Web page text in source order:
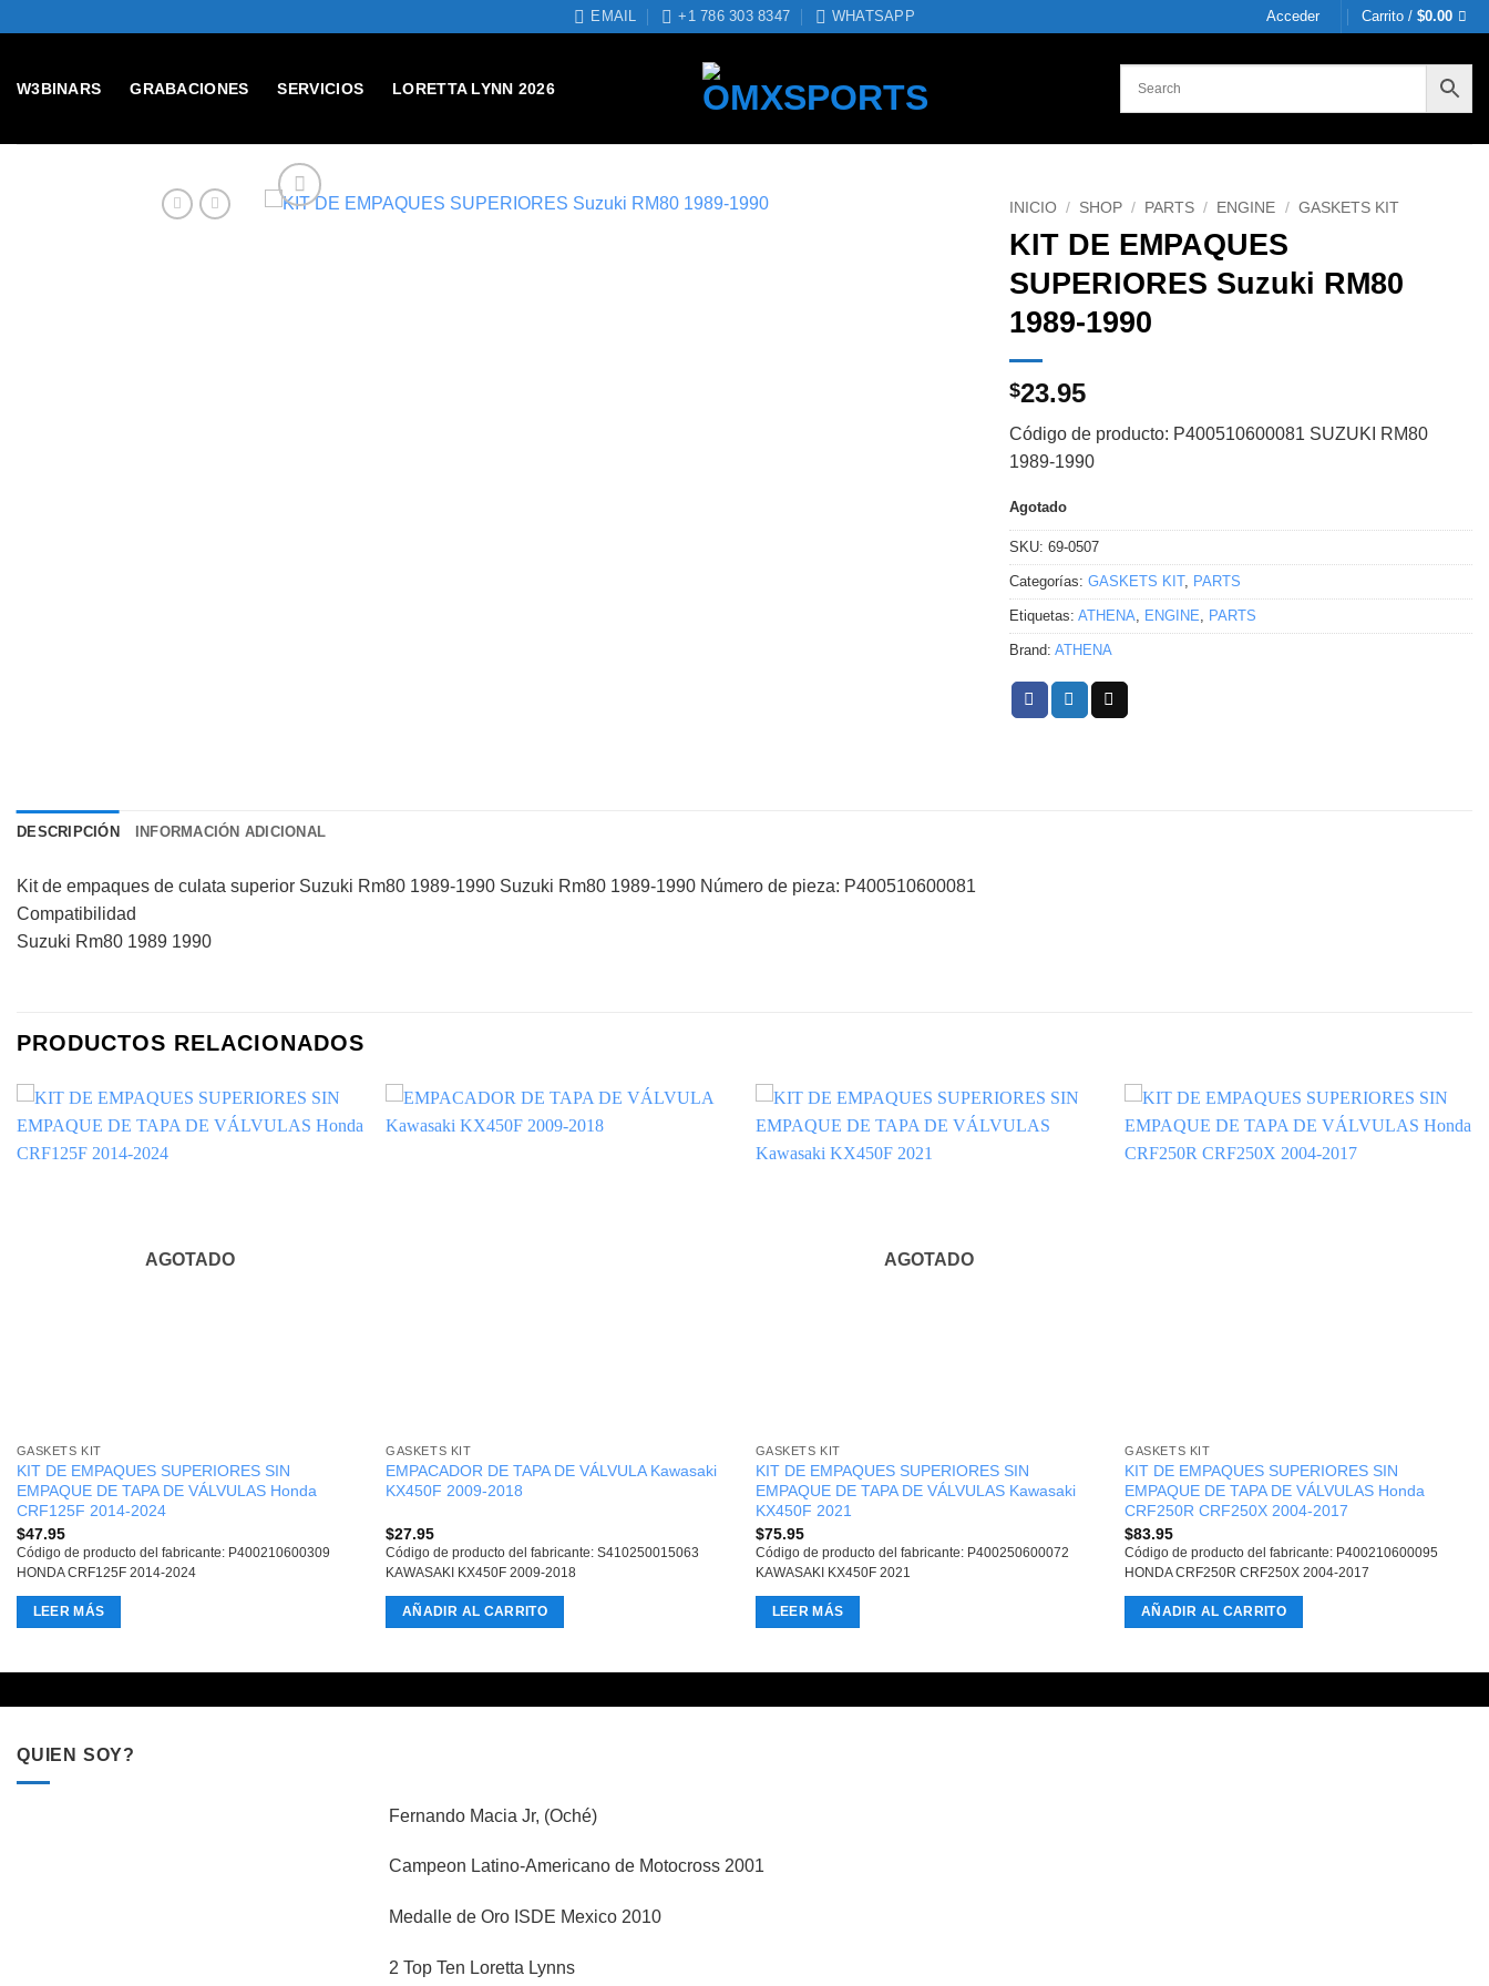
EMAIL +1 786 303 8347 WHATSAPP Acceder Carrito /$0.00
W3BINARS GRABACIONES SERVICIOS LORETTA LYNN 2026
INICIO / SHOP / PARTS / ENGINE / GASKETS KIT
KIT DE EMPAQUES
SUPERIORES Suzuki RM80
1989-1990
$23.95
Código de producto: P400510600081 SUZUKI RM80
1989-1990
Agotado
SKU: 69-0507
Categorías: GASKETS KIT, PARTS
Etiquetas: ATHENA, ENGINE, PARTS
Brand: ATHENA
DESCRIPCIÓN INFORMACIÓN ADICIONAL
Kit de empaques de culata superior Suzuki Rm80 1989-1990 Suzuki Rm80 1989-1990 Número de pieza: P400510600081
Compatibilidad
Suzuki Rm80 1989 1990
PRODUCTOS RELACIONADOS
AGOTADO
GASKETS KIT
KIT DE EMPAQUES SUPERIORES SIN
EMPAQUE DE TAPA DE VÁLVULAS Honda
CRF125F 2014-2024
$47.95
Código de producto del fabricante: P400210600309
HONDA CRF125F 2014-2024
LEER MÁS
GASKETS KIT
EMPACADOR DE TAPA DE VÁLVULA Kawasaki
KX450F 2009-2018
$27.95
Código de producto del fabricante: S410250015063
KAWASAKI KX450F 2009-2018
AÑADIR AL CARRITO
AGOTADO
GASKETS KIT
KIT DE EMPAQUES SUPERIORES SIN
EMPAQUE DE TAPA DE VÁLVULAS Kawasaki
KX450F 2021
$75.95
Código de producto del fabricante: P400250600072
KAWASAKI KX450F 2021
LEER MÁS
GASKETS KIT
KIT DE EMPAQUES SUPERIORES SIN
EMPAQUE DE TAPA DE VÁLVULAS Honda
CRF250R CRF250X 2004-2017
$83.95
Código de producto del fabricante: P400210600095
HONDA CRF250R CRF250X 2004-2017
AÑADIR AL CARRITO
QUIEN SOY?
Fernando Macia Jr, (Oché)
Campeon Latino-Americano de Motocross 2001
Medalle de Oro ISDE Mexico 2010
2 Top Ten Loretta Lynns